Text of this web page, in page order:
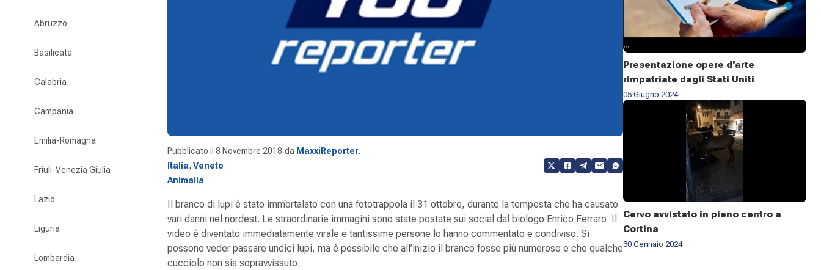
Abruzzo
Basilicata
Calabria
Campania
Emilia-Romagna
Friuli-Venezia Giulia
Lazio
Liguria
Lombardia
Pubblicato il 8 Novembre 2018 da MaxxiReporter.
Italia, Veneto
Animalia
Il branco di lupi è stato immortalato con una fototrappola il 31 ottobre, durante la tempesta che ha causato
vari danni nel nordest. Le straordinarie immagini sono state postate sui social dal biologo Enrico Ferraro. Il
video è diventato immediatamente virale e tantissime persone lo hanno commentato e condiviso. Si
possono veder passare undici lupi, ma è possibile che all’inizio il branco fosse più numeroso e che qualche
cucciolo non sia sopravvissuto.
Presentazione opere d'arte
rimpatriate dagli Stati Uniti
05 Giugno 2024
Cervo avvistato in pieno centro a
Cortina
30 Gennaio 2024